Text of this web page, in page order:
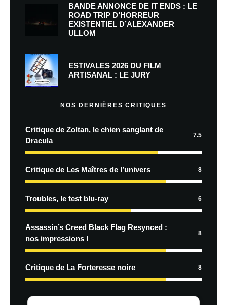
BANDE ANNONCE DE IT ENDS : LE
ROAD TRIP D’HORREUR
EXISTENTIEL D’ALEXANDER
ULLOM
ESTIVALES 2026 DU FILM
ARTISANAL : LE JURY
NOS DERNIÈRES CRITIQUES
Critique de Zoltan, le chien sanglant de
Dracula
7.5
Critique de Les Maîtres de l’univers 8
Troubles, le test blu-ray 6
Assassin’s Creed Black Flag Resynced :
nos impressions !
8
Critique de La Forteresse noire 8